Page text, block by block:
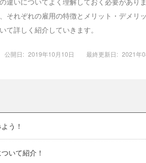
それぞれの雇用の特徴とメリット・デメリ
て詳しく紹介していきます。
公開日: 2019年10月10日 最終更新日: 2021年
う！
いて紹介！